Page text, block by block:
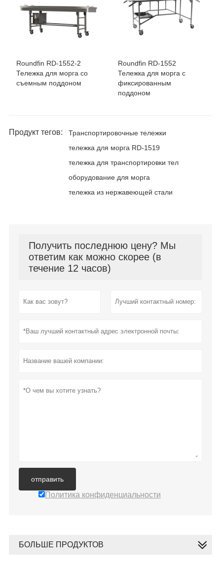
Roundfin RD-1552-2
Тележка для морга со
съемным поддоном
Roundfin RD-1552
Тележка для морга с
фиксированным
поддоном
Продукт тегов:
Транспортировочные тележки
тележка для морга RD-1519
тележка для транспортировки тел
оборудование для морга
тележка из нержавеющей стали
Получить последнюю цену? Мы
ответим как можно скорее (в
течение 12 часов)
отправить
Политика конфиденциальности
БОЛЬШЕ ПРОДУКТОВ